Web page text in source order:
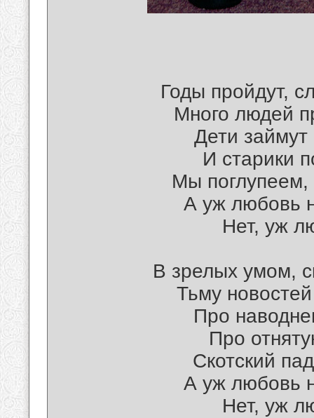
Годы пройдут,
Много людей
Дети
И старики
Мы поглупеем,
А уж любовь
Нет, уж
В зрелых умом,
Тьму
Про
Про
Скотский
А уж любовь
Нет, уж